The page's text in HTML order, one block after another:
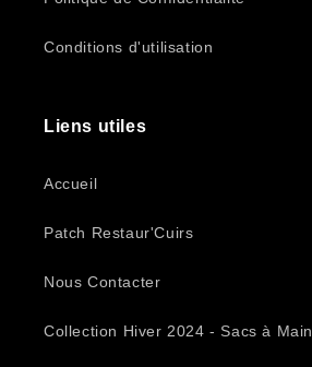
Conditions d'utilisation
Liens utiles
Accueil
Patch Restaur'Cuirs
Nous Contacter
Collection Hiver 2024 - Sacs à Main